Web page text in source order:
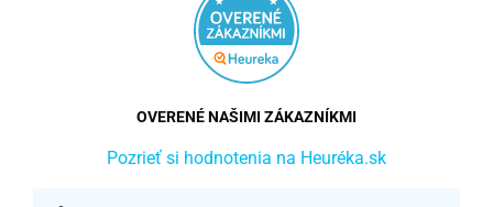
OVERENÉ NAŠIMI ZÁKAZNÍKMI
Pozrieť si hodnotenia na Heuréka.sk